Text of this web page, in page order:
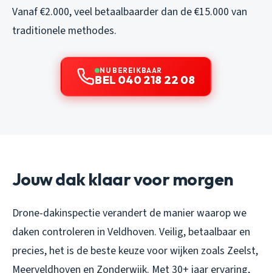
Vanaf €2.000, veel betaalbaarder dan de €15.000 van
traditionele methodes.
NU BEREIKBAAR
BEL 040 218 22 08
Jouw dak klaar voor morgen
Drone-dakinspectie verandert de manier waarop we
daken controleren in Veldhoven. Veilig, betaalbaar en
precies, het is de beste keuze voor wijken zoals Zeelst,
Meerveldhoven en Zonderwijk. Met 30+ jaar ervaring,